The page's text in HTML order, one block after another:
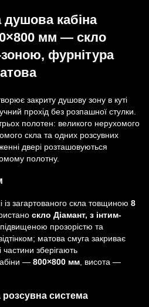
душова кабіна
мм — скло
зоною, фурнітура
закриту душову зону в куті
прохід без розпашної стулки.
полотен: великого нерухомого
скла та одних розсувних
двері розташовуються
полотну.
із загартованого скла товщиною 8
скло Діамант, з інтим-
підвищеною прозорістю та
матова смуга закриває
частини зберігають
— 800×800 мм , висота —
розсувна система